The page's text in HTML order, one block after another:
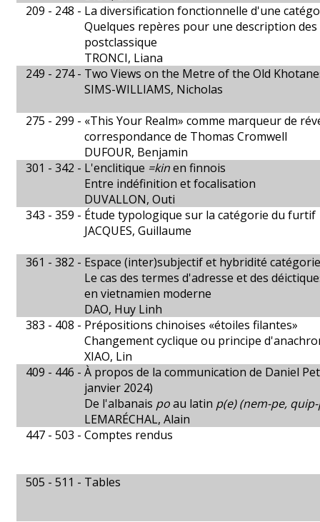
209 - 248 - La diversification fonctionnelle d'une
Quelques repères pour une description
postclassique
TRONCI, Liana
249 - 274 - Two Views on the Metre of the Old
SIMS-WILLIAMS, Nicholas
275 - 299 - «This Your Realm» comme marqueur de
correspondance de Thomas Cromwell
DUFOUR, Benjamin
301 - 342 - L'enclitique =kinen finnois
Entre indéfinition et focalisation
DUVALLON, Outi
343 - 359 - Étude typologique sur la catégorie du furtif
JACQUES, Guillaume
361 - 382 - Espace (inter)subjectif et hybridité
Le cas des termes d'adresse et des
en vietnamien moderne
DAO, Huy Linh
383 - 408 - Prépositions chinoises «étoiles filantes»
Changement cyclique ou principe
XIAO, Lin
409 - 446 - À propos de la communication de Daniel
janvier 2024)
De l'albanais poau latin p(e) (nem-pe,
LEMARÉCHAL, Alain
447 - 503 - Comptes rendus
505 - 511 - Tables